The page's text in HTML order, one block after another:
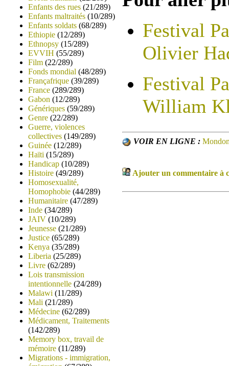
Enfants des rues (21/289)
Enfants maltraités (10/289)
Enfants soldats (68/289)
Ethiopie (12/289)
Ethnopsy (15/289)
EVVIH (55/289)
Film (22/289)
Fonds mondial (48/289)
Françafrique (39/289)
France (289/289)
Gabon (12/289)
Génériques (59/289)
Genre (22/289)
Guerre, violences
collectives (149/289)
Guinée (12/289)
Haïti (15/289)
Handicap (10/289)
Histoire (49/289)
Homosexualité,
Homophobie (44/289)
Humanitaire (47/289)
Inde (34/289)
JAIV (10/289)
Jeunesse (21/289)
Justice (65/289)
Kenya (35/289)
Liberia (25/289)
Livre (62/289)
Lois transmission
intentionnelle (24/289)
Malawi (11/289)
Mali (21/289)
Médecine (62/289)
Médicament, Traitements
(142/289)
Memory box, travail de
mémoire (11/289)
Migrations - immigration,
Festival
Olivier
Festival
William
VOIR EN LIGNE :
Ajouter un commentaire à